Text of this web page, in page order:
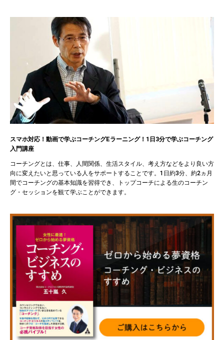
スマホ対応！動画で学ぶコーチングEラーニング！1日3分で学ぶコーチング
入門講座
コーチングとは、仕事、人間関係、生活スタイル、考え方などをより良い方
向に変えたいと思っている人をサポートすることです。1日約3分、約2ヵ月
間でコーチングの基本知識を習得でき、トップコーチによる生のコーチン
グ・セッションを観て学ぶことができます。